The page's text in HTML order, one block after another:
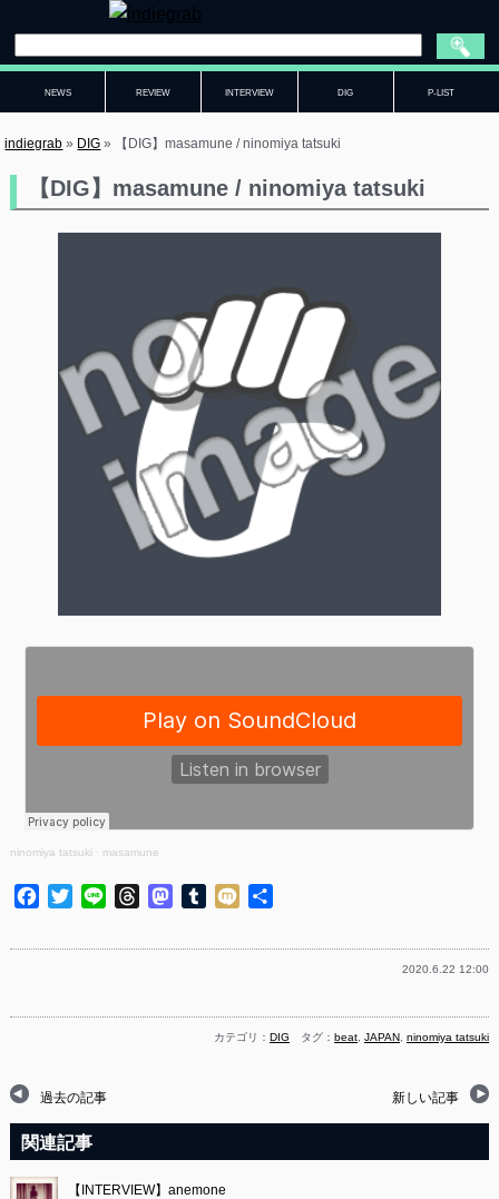
NEWS REVIEW INTERVIEW DIG P-LIST
indiegrab » DIG » 【DIG】masamune / ninomiya tatsuki
【DIG】masamune / ninomiya tatsuki
ninomiya tatsuki· masamune
Facebook
TwitterLine ThreadsMastodon
Tumblr
Mixi
2020.6.22 12:00
カテゴリ： DIG タグ： beat,JAPAN,ninomiya tatsuki
過去の記事 新しい記事
関連記事
【INTERVIEW】anemone